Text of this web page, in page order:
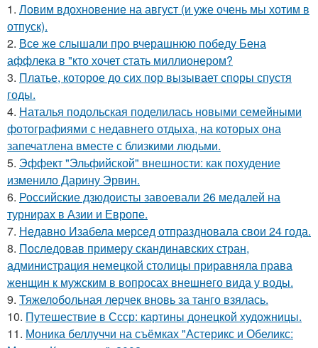
1. Ловим вдохновение на август (и уже очень мы хотим в
отпуск).
2. Все же слышали про вчерашнюю победу Бена
аффлека в "кто хочет стать миллионером?
3. Платье, которое до сих пор вызывает споры спустя
годы.
4. Наталья подольская поделилась новыми семейными
фотографиями с недавнего отдыха, на которых она
запечатлена вместе с близкими людьми.
5. Эффект "Эльфийской" внешности: как похудение
изменило Дарину Эрвин.
6. Российские дзюдоисты завоевали 26 медалей на
турнирах в Азии и Европе.
7. Недавно Изабела мерсед отпраздновала свои 24 года.
8. Последовав примеру скандинавских стран,
администрация немецкой столицы приравняла права
женщин к мужским в вопросах внешнего вида у воды.
9. Тяжелобольная лерчек вновь за танго взялась.
10. Путешествие в Ссср: картины донецкой художницы.
11. Моника беллуччи на съёмках "Астерикс и Обеликс: